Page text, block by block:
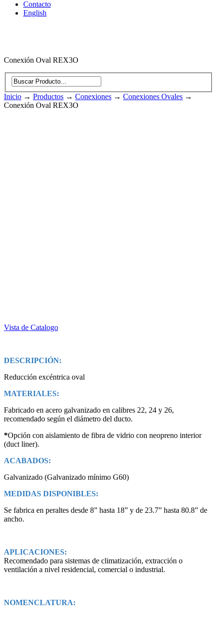
Contacto
English
Conexión Oval REX3O
Inicio → Productos → Conexiones → Conexiones Ovales →
Conexión Oval REX3O
Vista de Catalogo
DESCRIPCIÓN:
Reducción excéntrica oval
MATERIALES:
Fabricado en acero galvanizado en calibres 22, 24 y 26,
recomendado según el diámetro del ducto.
*Opción con aislamiento de fibra de vidrio con neopreno interior
(duct liner).
ACABADOS:
Galvanizado (Galvanizado mínimo G60)
MEDIDAS DISPONIBLES:
Se fabrica en peraltes desde 8” hasta 18” y de 23.7” hasta 80.8” de
ancho.
APLICACIONES:
Recomendado para sistemas de climatización, extracción o
ventilación a nivel residencial, comercial o industrial.
NOMENCLATURA: